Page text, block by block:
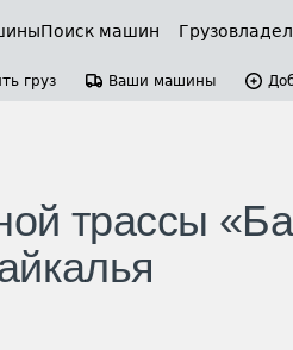
Поиск машин
груз Ваши машины
трассы